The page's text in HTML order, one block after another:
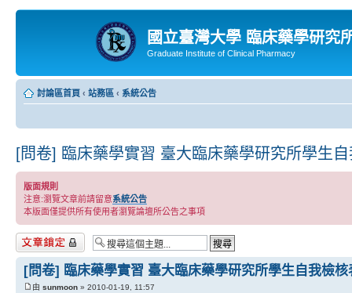
國立臺灣大學 臨床藥學研究
Graduate Institute of Clinical Pharmacy
討論區首頁 ‹ 站務區 ‹ 系統公告
[問卷] 臨床藥學實習 臺大臨床藥學研究所學生
版面規則
注意:瀏覽文章前請留意系統公告
本版面僅提供所有使用者瀏覽論壇所公告之事項
主題已鎖定
[問卷] 臨床藥學實習 臺大臨床藥學研究所學生自我檢核
由 sunmoon » 2010-01-19, 11:57